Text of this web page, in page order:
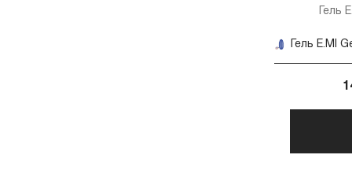
Гель
Гель E.MI